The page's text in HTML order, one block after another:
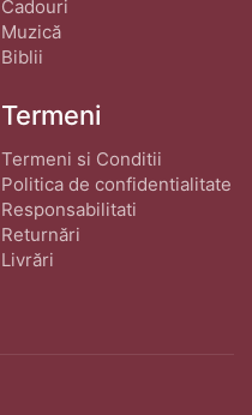
Cadouri
Muzică
Biblii
Termeni
Termeni si Conditii
Politica de confidentialitate
Responsabilitati
Returnări
Livrări